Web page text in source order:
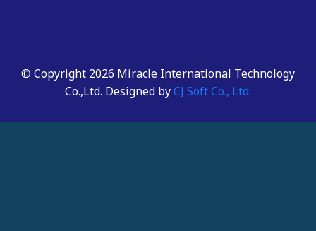
© Copyright 2026 Miracle International Technology
Co.,Ltd. Designed byCJ Soft Co., Ltd.